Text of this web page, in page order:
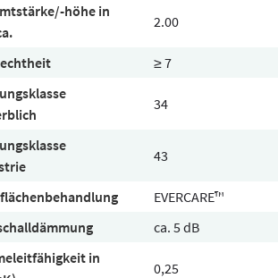
höhe in
2.00
≥ 7
34
43
EVERCARE™
ca. 5 dB
in
0,25